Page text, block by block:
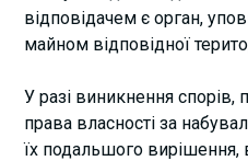
відповідачем є орган,
майном відповідної
У разі виникнення спорів,
права власності за
їх подальшого вирішення,